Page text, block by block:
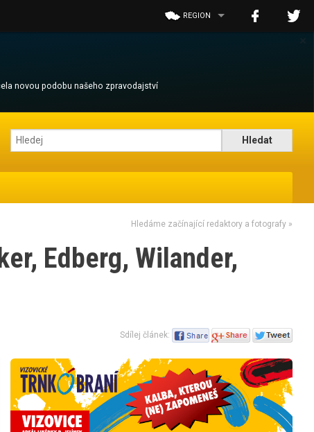
novou podobu našeho zpravodajství
REGION
Hledáme začínající redaktory a fotografy »
Edberg, Wilander,
Sdílej článek: